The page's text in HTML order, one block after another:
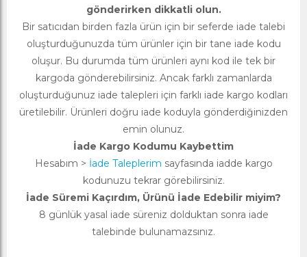
gönderirken dikkatli olun.
Bir satıcıdan birden fazla ürün için bir seferde iade talebi
oluşturduğunuzda tüm ürünler için bir tane iade kodu
oluşur. Bu durumda tüm ürünleri aynı kod ile tek bir
kargoda gönderebilirsiniz. Ancak farklı zamanlarda
oluşturduğunuz iade talepleri için farklı iade kargo kodları
üretilebilir. Ürünleri doğru iade koduyla gönderdiğinizden
emin olunuz.
İade Kargo Kodumu Kaybettim
Hesabım > İade Taleplerim sayfasında iadde kargo
kodunuzu tekrar görebilirsiniz.
İade Süremi Kaçırdım, Ürünü İade Edebilir miyim?
8 günlük yasal iade süreniz dolduktan sonra iade
talebinde bulunamazsınız.